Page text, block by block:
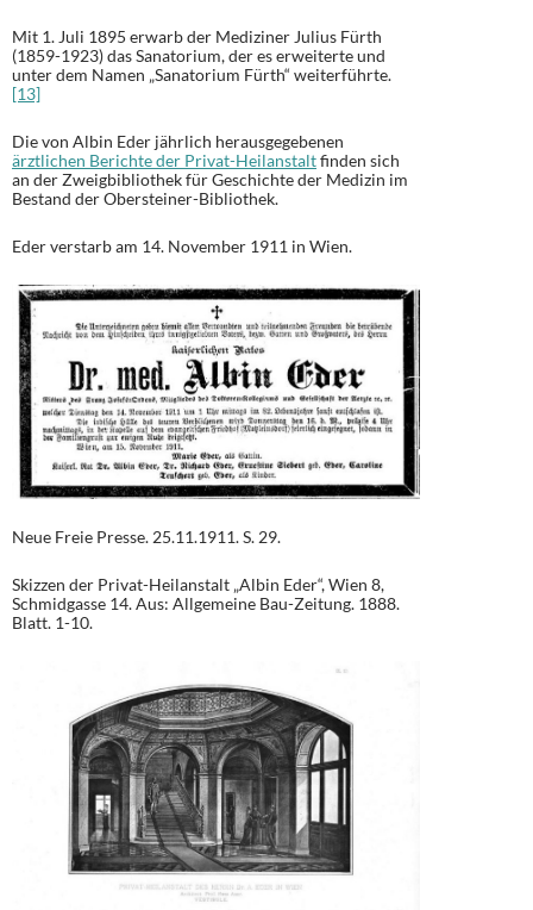
Mit 1. Juli 1895 erwarb der Mediziner Julius Fürth
(1859-1923) das Sanatorium, der es erweiterte und
unter dem Namen „Sanatorium Fürth“ weiterführte.
[13]
Die von Albin Eder jährlich herausgegebenen
ärztlichen Berichte der Privat-Heilanstaltfinden sich
an der Zweigbibliothek für Geschichte der Medizin im
Bestand der Obersteiner-Bibliothek.
Eder verstarb am 14. November 1911 in Wien.
Neue Freie Presse. 25.11.1911. S. 29.
Skizzen der Privat-Heilanstalt „Albin Eder“, Wien 8,
Schmidgasse 14. Aus: Allgemeine Bau-Zeitung. 1888.
Blatt. 1-10.